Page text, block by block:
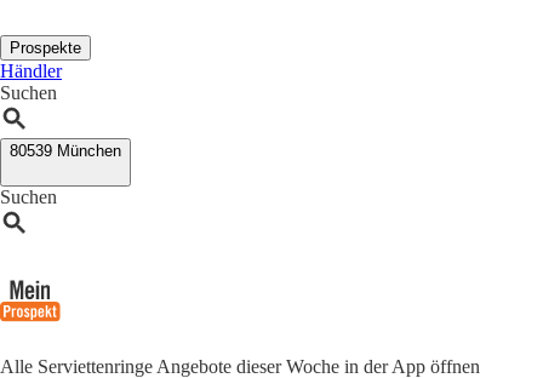
Prospekte
Händler
Suchen
80539 München
Suchen
Alle Serviettenringe Angebote dieser Woche in der App öffnen